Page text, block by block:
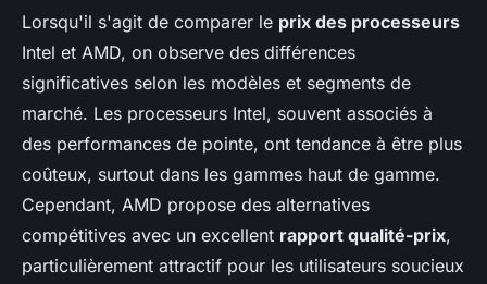
Lorsqu'il s'agit de comparer le prix des processeurs
Intel et AMD, on observe des différences
significatives selon les modèles et segments de
marché. Les processeurs Intel, souvent associés à
des performances de pointe, ont tendance à être plus
coûteux, surtout dans les gammes haut de gamme.
Cependant, AMD propose des alternatives
compétitives avec un excellent rapport qualité-prix,
particulièrement attractif pour les utilisateurs soucieux